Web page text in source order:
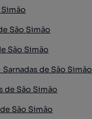
São Simão
São Simão
de São Simão
de São Simão
São Simão